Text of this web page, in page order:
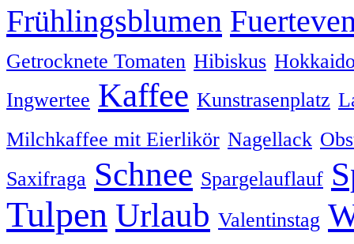
Frühlingsblumen
Getrocknete Tomaten Hibiskus
Ingwertee Kaffee Kunstrasenplatz
Milchkaffee mit Eierlikör Nagellack
Saxifraga Schnee Spargelauflauf
Tulpen Urlaub Valentinstag